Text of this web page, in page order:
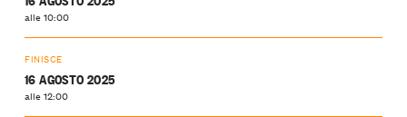
alle 10:00
FINISCE
16 AGOSTO 2025
alle 12:00